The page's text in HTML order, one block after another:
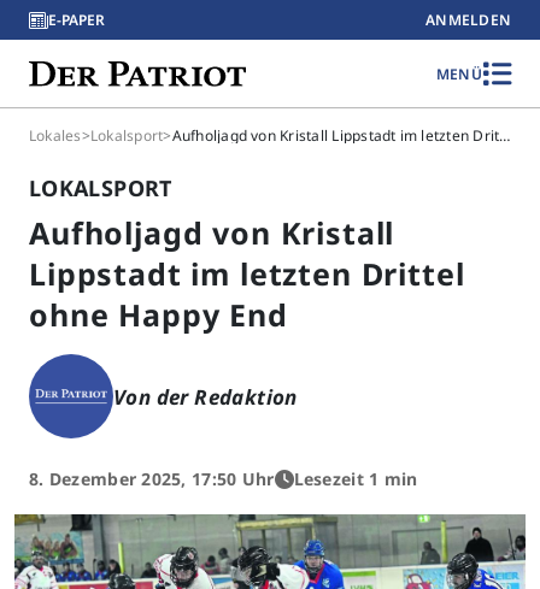
E-PAPER ANMELDEN
MENÜ
Lokales>Lokalsport> Aufholjagd von Kristall Lippstadt im letzten Drittel ohne Happy End
LOKALSPORT
Aufholjagd von Kristall
Lippstadt im letzten Drittel
ohne Happy End
Von der Redaktion
8. Dezember 2025, 17:50 Uhr Lesezeit 1 min